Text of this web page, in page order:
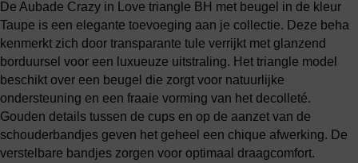
De Aubade Crazy in Love triangle BH met beugel in de kleur
Taupe is een elegante toevoeging aan je collectie. Deze beha
kenmerkt zich door transparante tule verrijkt met glanzend
borduursel voor een luxueuze uitstraling. Het triangle model
beschikt over een beugel die zorgt voor natuurlijke
ondersteuning en een fraaie vorming van het decolleté.
Gouden details tussen de cups en op de aanzet van de
schouderbandjes geven het geheel een chique afwerking. De
verstelbare bandjes zorgen voor optimaal draagcomfort.